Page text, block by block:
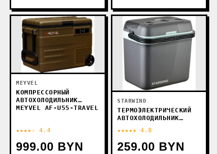
MEYVEL
КОМПРЕССОРНЫЙ
АВТОХОЛОДИЛЬНИК
MEYVEL AF-U55-TRAVEL
★★★★☆ 4.4
999.00 BYN
STARWIND
ТЕРМОЭЛЕКТРИЧЕСКИЙ
АВТОХОЛОДИЛЬНИК
★★★★★ 4.8
259.00 BYN